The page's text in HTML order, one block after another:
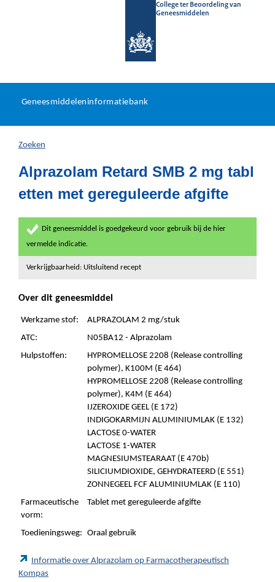
College ter Beoordeling van
Geneesmiddelen
U
hier:
Geneesmiddeleninformatiebank
Zoeken
Alprazolam Retard SMB 2 mg tabl
etten met gereguleerde afgifte
Dit geneesmiddel is goedgekeurd voor gebruik bij de hier
vermelde indicatie.
Verkrijgbaarheid: Uitsluitend recept
Over dit geneesmiddel
Werkzame stof:
ALPRAZOLAM 2 mg/stuk
ATC:
N05BA12 - Alprazolam
Hulpstoffen:
HYPROMELLOSE 2208 (Release controlling
polymer), K100M (E 464)
HYPROMELLOSE 2208 (Release controlling
polymer), K4M (E 464)
IJZEROXIDE GEEL (E 172)
INDIGOKARMIJN ALUMINIUMLAK (E 132)
LACTOSE 0-WATER
LACTOSE 1-WATER
MAGNESIUMSTEARAAT (E 470b)
SILICIUMDIOXIDE, GEHYDRATEERD (E 551)
ZONNEGEEL FCF ALUMINIUMLAK (E 110)
Farmaceutische
vorm:
Tablet met gereguleerde afgifte
Toedieningsweg: Oraal gebruik
Informatie over Alprazolam op Farmacotherapeutisch
Kompas